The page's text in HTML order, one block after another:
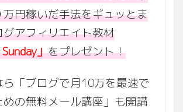
円稼いだ手法をギュッとま
アフィリエイト教材
」をプレゼント！
ら「ブログで月10万を最速で
めの無料メール講座」も開講